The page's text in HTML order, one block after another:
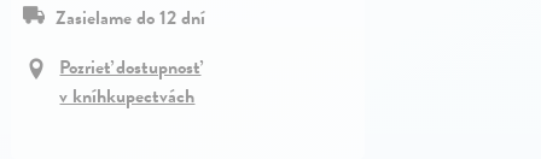
Zasielame do 12 dní
Pozrieť dostupnosť
v kníhkupectvách